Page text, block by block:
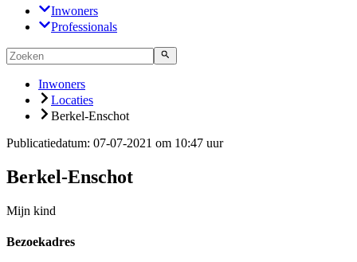
Inwoners
Professionals
Inwoners
Locaties
Berkel-Enschot
Publicatiedatum: 07-07-2021 om 10:47 uur
Berkel-Enschot
Mijn kind
Bezoekadres